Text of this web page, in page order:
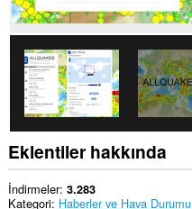
Eklentiler hakkında
İndirmeler 3.283
Kategori Haberler ve Hava Durumu